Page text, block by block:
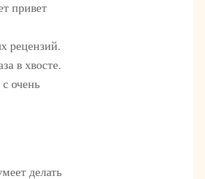
привет
рецензий.
в хвосте.
очень
делать